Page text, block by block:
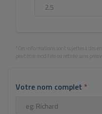
*Ces informations sont sujettes à des
peut être modifiée ou retirée sans
Votre nom complet *